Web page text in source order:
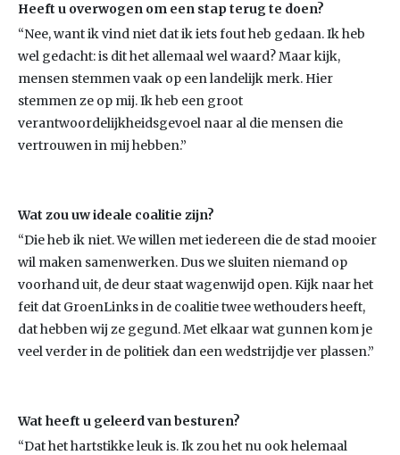
Heeft u overwogen om een stap terug te doen?
“Nee, want ik vind niet dat ik iets fout heb gedaan. Ik heb
wel gedacht: is dit het allemaal wel waard? Maar kijk,
mensen stemmen vaak op een landelijk merk. Hier
stemmen ze op mij. Ik heb een groot
verantwoordelijkheidsgevoel naar al die mensen die
vertrouwen in mij hebben.”
Wat zou uw ideale coalitie zijn?
“Die heb ik niet. We willen met iedereen die de stad mooier
wil maken samenwerken. Dus we sluiten niemand op
voorhand uit, de deur staat wagenwijd open. Kijk naar het
feit dat GroenLinks in de coalitie twee wethouders heeft,
dat hebben wij ze gegund. Met elkaar wat gunnen kom je
veel verder in de politiek dan een wedstrijdje ver plassen.”
Wat heeft u geleerd van besturen?
“Dat het hartstikke leuk is. Ik zou het nu ook helemaal